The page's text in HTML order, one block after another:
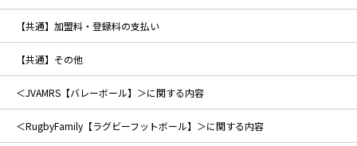
【共通】加盟料・登録料の支払い
【共通】その他
＜JVAMRS【バレーボール】＞に関する内容
＜RugbyFamily【ラグビーフットボール】＞に関する内容